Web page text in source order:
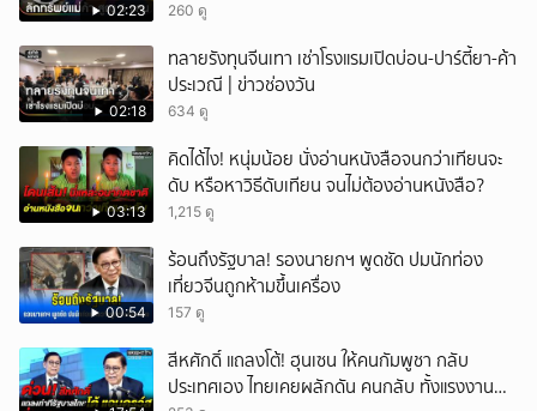
02:23 260 ดู
02:18
ทลายรังทุนจีนเทา เช่าโรงแรมเปิดบ่อน-ปาร์ตี้ยา-ค้า
ประเวณี | ข่าวช่องวัน
634 ดู
03:13
คิดได้ไง! หนุ่มน้อย นั่งอ่านหนังสือจนกว่าเทียนจะ
ดับ หรือหาวิธีดับเทียน จนไม่ต้องอ่านหนังสือ?
1,215 ดู
00:54
ร้อนถึงรัฐบาล! รองนายกฯ พูดชัด ปมนักท่อง
เที่ยวจีนถูกห้ามขึ้นเครื่อง
157 ดู
สีหศักดิ์ แถลงโต้! ฮุนเซน ให้คนกัมพูชา กลับ
ประเทศเอง ไทยเคยผลักดัน คนกลับ ทั้งแรงงาน